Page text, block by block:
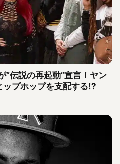
”伝説の再起動”宣言！ヤン
プホップを支配する!?